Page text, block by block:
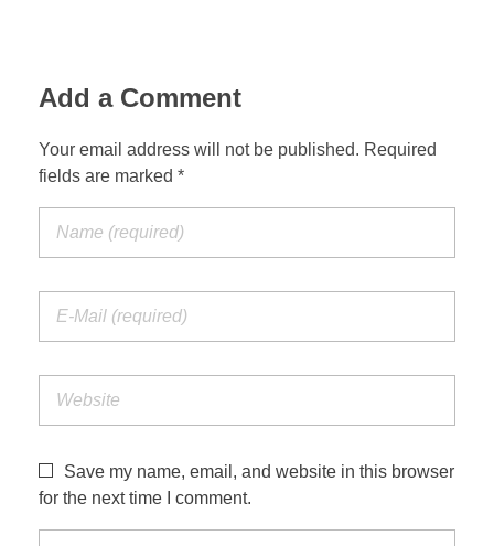
Add a Comment
Your email address will not be published. Required
fields are marked *
Save my name, email, and website in this browser
for the next time I comment.